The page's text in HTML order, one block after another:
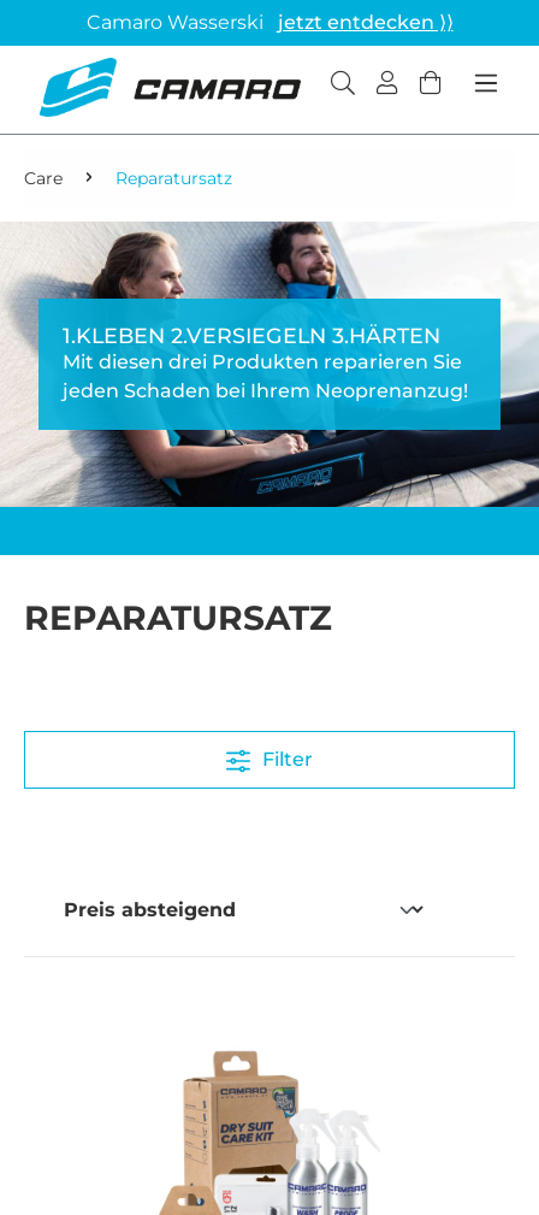
Camaro Wasserski jetzt entdecken ⟩⟩
Care Reparatursatz
1.KLEBEN 2.VERSIEGELN 3.HÄRTEN
Mit diesen drei Produkten reparieren Sie
jeden Schaden bei Ihrem Neoprenanzug!
REPARATURSATZ
Filter